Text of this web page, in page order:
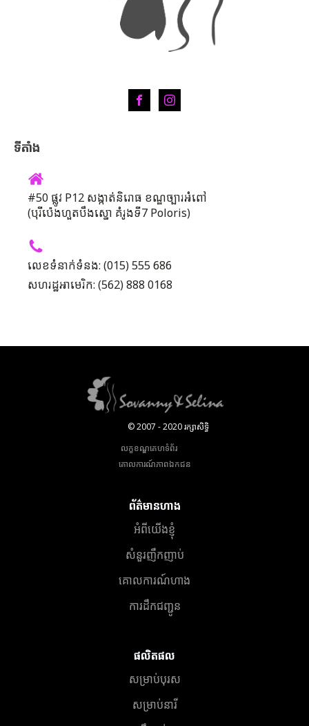
ទីតាំង
#50 ផ្លូវ P12 សង្កាត់និរោធ ខណ្ឌច្បារអំពៅ
(បុរីប៉េងហួតបឹងស្នោ គំរូងទី7 Poloris)
លេខទំនាក់ទំនង: (015) 555 686
សហរដ្ឋអាមេរិក: (562) 888 0168
© 2007 - 2020 រក្សាសិទ្ធិ
លក្ខខណ្ឌគេហទំព័រ
គោលការណ៍​ភាព​ឯកជន
ព័ត៌មានហាង
អំពីយើងខ្ញុំ
សំនួរញឹកញាប់
គោលការណ៍ហាង
ការដឹកជញ្ជូន
ផលិតផល
សម្រាប់បុរស
សម្រាប់នារី